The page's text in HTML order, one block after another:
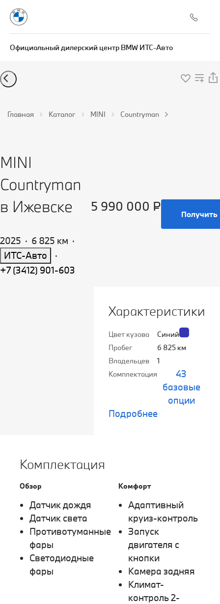
Официальный дилерский центр BMW ИТС-Авто
Главная Каталог MINI Countryman
MINI
Countryman
в Ижевске
2025 · 6 825 км ·
ИТС-Авто
·
+7 (3412) 901-603
5 990 000 ₽
Характеристики
Цвет кузова
Синий
Пробег
6 825 км
Владельцев
1
Комплектация
43
базовые
опции
Подробнее
Комплектация
Обзор
Датчик дождя
Датчик света
Противотуманные
фары
Светодиодные
фары
Комфорт
Адаптивный
круиз-контроль
Запуск
двигателя с
кнопки
Камера задняя
Климат-
контроль 2-